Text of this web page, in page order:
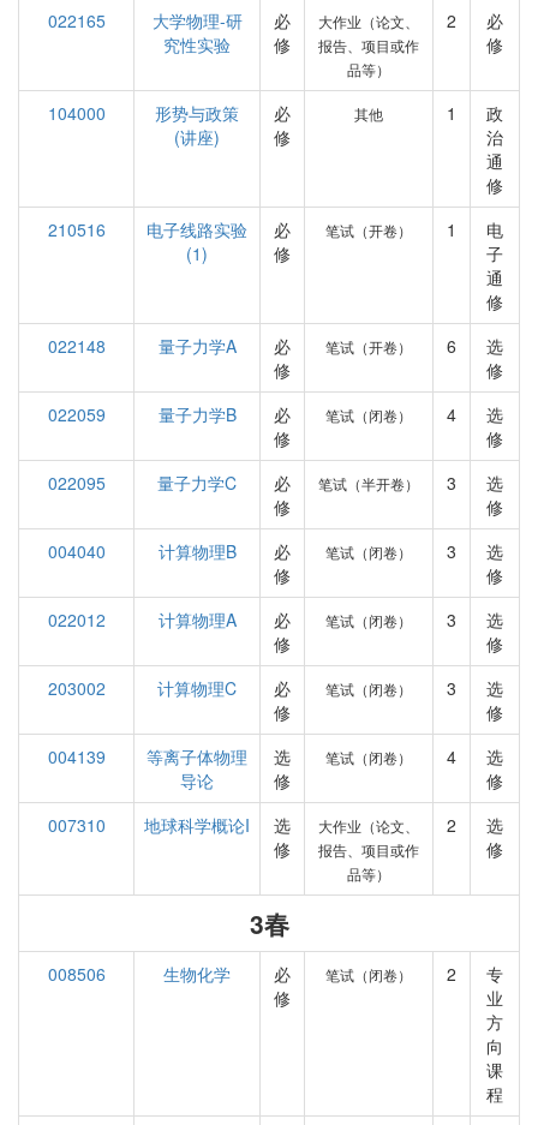
022165
大学物理-研
究性实验
必
修
大作业（论文、
报告、项目或作
品等）
2
必
修
104000
形势与政策
(讲座)
必
修
其他 1
政
治
通
修
210516
电子线路实验
(1)
必
修
笔试（开卷） 1
电
子
通
修
022148
量子力学A
必
修
笔试（开卷） 6
选
修
022059
量子力学B
必
修
笔试（闭卷） 4
选
修
022095
量子力学C
必
修
笔试（半开卷） 3
选
修
004040
计算物理B
必
修
笔试（闭卷） 3
选
修
022012
计算物理A
必
修
笔试（闭卷） 3
选
修
203002
计算物理C
必
修
笔试（闭卷） 3
选
修
004139
等离子体物理
导论
选
修
笔试（闭卷） 4
选
修
007310
地球科学概论I
选
修
大作业（论文、
报告、项目或作
品等）
2
选
修
3春
008506 生物化学
必
修
笔试（闭卷） 2
专
业
方
向
课
程